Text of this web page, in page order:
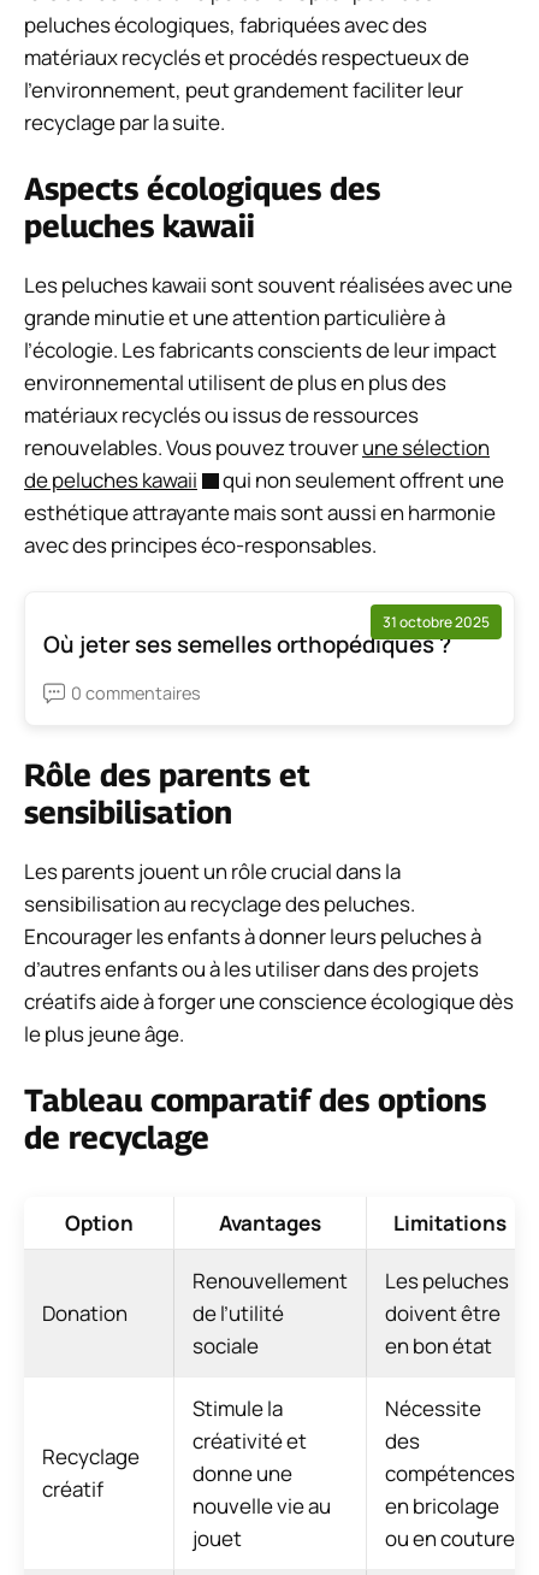
peluches écologiques, fabriquées avec des
matériaux recyclés et procédés respectueux de
l’environnement, peut grandement faciliter leur
recyclage par la suite.
Aspects écologiques des
peluches kawaii
Les peluches kawaii sont souvent réalisées avec une
grande minutie et une attention particulière à
l’écologie. Les fabricants conscients de leur impact
environnemental utilisent de plus en plus des
matériaux recyclés ou issus de ressources
renouvelables. Vous pouvez trouverune sélection
de peluches kawaii
qui non seulement offrent une
esthétique attrayante mais sont aussi en harmonie
avec des principes éco-responsables.
31 octobre 2025
Où jeter ses semelles orthopédiques ?
0 commentaires
Rôle des parents et
sensibilisation
Les parents jouent un rôle crucial dans la
sensibilisation au recyclage des peluches.
Encourager les enfants à donner leurs peluches à
d’autres enfants ou à les utiliser dans des projets
créatifs aide à forger une conscience écologique dès
le plus jeune âge.
Tableau comparatif des options
de recyclage
Option Avantages Limitations
Donation
Renouvellement
de l’utilité
sociale
Les peluches
doivent être
en bon état
Recyclage
créatif
Stimule la
créativité et
donne une
nouvelle vie au
jouet
Nécessite
des
compétences
en bricolage
ou en couture